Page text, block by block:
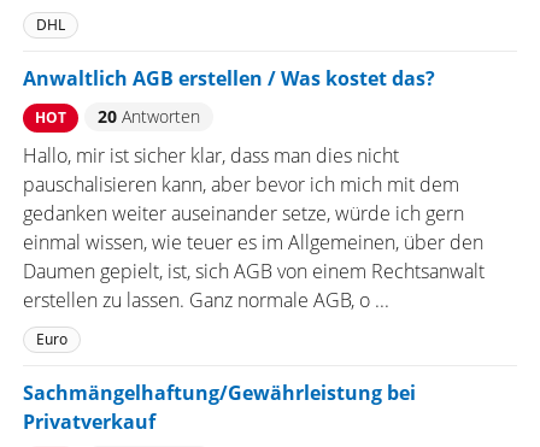
DHL
Anwaltlich AGB erstellen / Was kostet das?
HOT 20Antworten
Hallo, mir ist sicher klar, dass man dies nicht
pauschalisieren kann, aber bevor ich mich mit dem
gedanken weiter auseinander setze, würde ich gern
einmal wissen, wie teuer es im Allgemeinen, über den
Daumen gepielt, ist, sich AGB von einem Rechtsanwalt
erstellen zu lassen. Ganz normale AGB, o ...
Euro
Sachmängelhaftung/Gewährleistung bei
Privatverkauf